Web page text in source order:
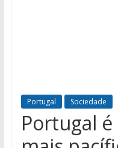
Portugal Sociedade
Portugal